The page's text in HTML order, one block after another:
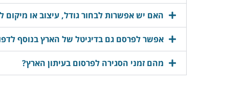
האם יש אפשרות לבחור גודל, עיצוב או מיקום
אפשר לפרסם גם בדיגיטל של הארץ בנוסף
מהם זמני הסגירה לפרסום בעיתון הארץ?